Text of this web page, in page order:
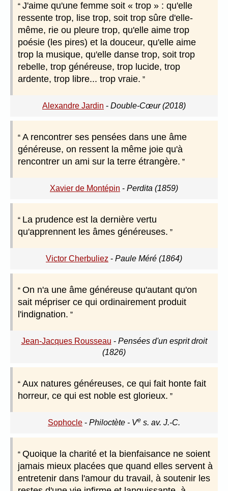
J'aime qu'une femme soit « trop » : qu'elle
ressente trop, lise trop, soit trop sûre d'elle-
même, rie ou pleure trop, qu'elle aime trop
poésie (les pires) et la douceur, qu'elle aime
trop la musique, qu'elle danse trop, soit trop
rebelle, trop généreuse, trop lucide, trop
ardente, trop libre... trop vraie.
Alexandre Jardin - Double-Cœur (2018)
A rencontrer ses pensées dans une âme
généreuse, on ressent la même joie qu'à
rencontrer un ami sur la terre étrangère.
Xavier de Montépin - Perdita (1859)
La prudence est la dernière vertu
qu'apprennent les âmes généreuses.
Victor Cherbuliez - Paule Méré (1864)
On n'a une âme généreuse qu'autant qu'on
sait mépriser ce qui ordinairement produit
l'indignation.
Jean-Jacques Rousseau - Pensées d'un esprit droit
(1826)
Aux natures généreuses, ce qui fait honte fait
horreur, ce qui est noble est glorieux.
Sophocle - Philoctète - Ve s. av. J.-C.
Quoique la charité et la bienfaisance ne soient
jamais mieux placées que quand elles servent à
entretenir dans l'amour du travail, à soutenir les